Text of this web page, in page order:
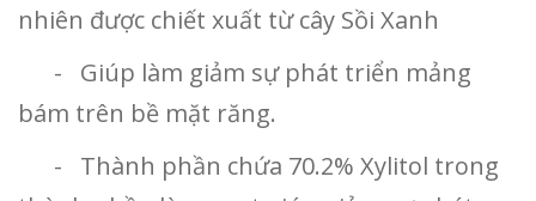
nhiên được chiết xuất từ cây Sồi Xanh
- Giúp làm giảm sự phát triển mảng
bám trên bề mặt răng.
- Thành phần chứa 70.2% Xylitol trong